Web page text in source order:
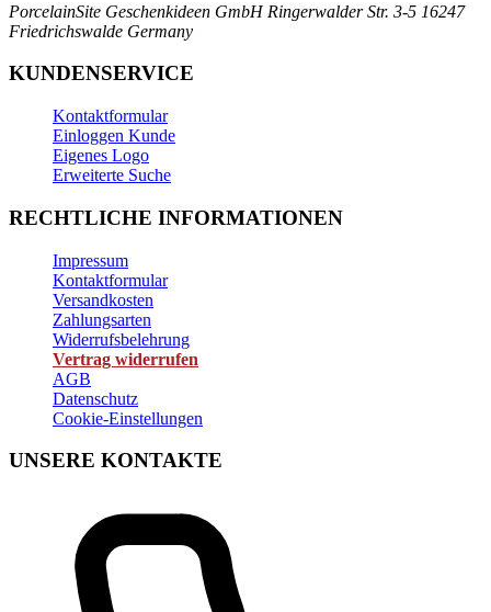
PorcelainSite Geschenkideen GmbH Ringerwalder Str. 3-5 16247
Friedrichswalde Germany
KUNDENSERVICE
Kontaktformular
Einloggen Kunde
Eigenes Logo
Erweiterte Suche
RECHTLICHE INFORMATIONEN
Impressum
Kontaktformular
Versandkosten
Zahlungsarten
Widerrufsbelehrung
Vertrag widerrufen
AGB
Datenschutz
Cookie-Einstellungen
UNSERE KONTAKTE